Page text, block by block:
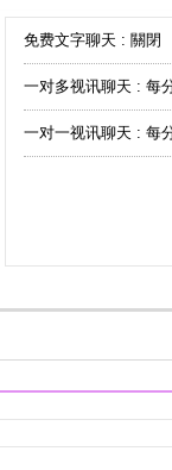
免费文字聊天 : 關閉
一对多视讯聊天 : 每
一对一视讯聊天 : 每